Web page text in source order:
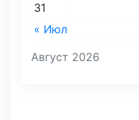
Август 2026
« Июл
31